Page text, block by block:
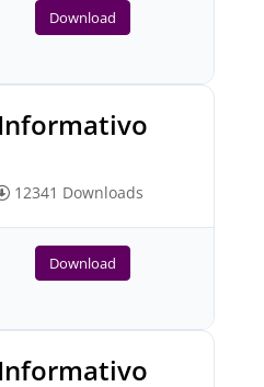
Download
12341 Downloads
Download